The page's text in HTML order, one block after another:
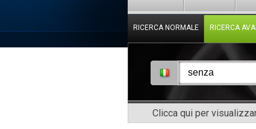
RICERCA NORMALE RICERCA
Clicca qui per